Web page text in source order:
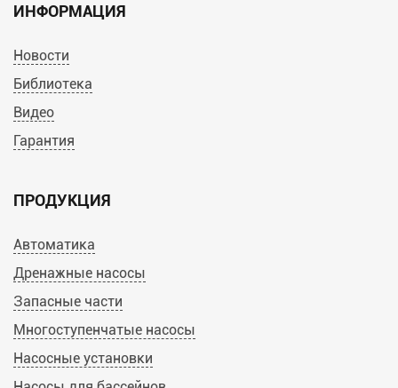
ИНФОРМАЦИЯ
Новости
Библиотека
Видео
Гарантия
ПРОДУКЦИЯ
Автоматика
Дренажные насосы
Запасные части
Многоступенчатые насосы
Насосные установки